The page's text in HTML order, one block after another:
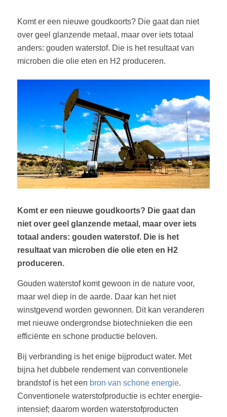
Komt er een nieuwe goudkoorts? Die gaat dan niet
over geel glanzende metaal, maar over iets totaal
anders: gouden waterstof. Die is het resultaat van
microben die olie eten en H2 produceren.
Komt er een nieuwe goudkoorts? Die gaat dan
niet over geel glanzende metaal, maar over iets
totaal anders: gouden waterstof. Die is het
resultaat van microben die olie eten en H2
produceren.
Gouden waterstof komt gewoon in de nature voor,
maar wel diep in de aarde. Daar kan het niet
winstgevend worden gewonnen. Dit kan veranderen
met nieuwe ondergrondse biotechnieken die een
efficiënte en schone productie beloven.
Bij verbranding is het enige bijproduct water. Met
bijna het dubbele rendement van conventionele
brandstof is het een bron van schone energie.
Conventionele waterstofproductie is echter energie-
intensief; daarom worden waterstofproducten